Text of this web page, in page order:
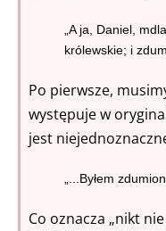
„A ja, Daniel,
królewskie; i
Po pierwsze,
występuje w
jest
„...Byłem
Co oznacza „nikt